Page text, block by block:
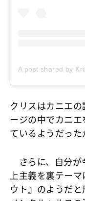
A post shared by
クリスはカニエ
ージの中でカニ
ているようだった
さらに、自分が
上主義を裏テー
ウト』のようだ